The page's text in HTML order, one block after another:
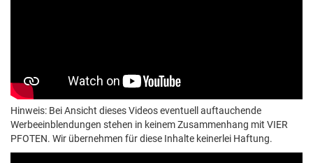
Hinweis: Bei Ansicht dieses Videos eventuell auftauchende
Werbeeinblendungen stehen in keinem Zusammenhang mit VIER
PFOTEN. Wir übernehmen für diese Inhalte keinerlei Haftung.